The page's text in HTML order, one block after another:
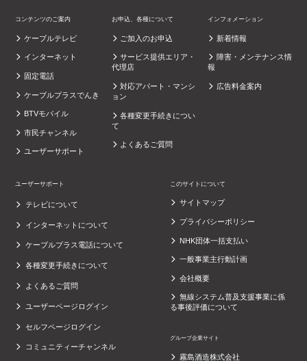
コンテンツのご案内
ケーブルテレビ
インターネット
固定電話
ケーブルプラスでんき
BTVモバイル
市民チャンネル
ユーザーサポート
お申込、各種について
ご加入のお申込
サービス提供エリア・
代理店
対応アパート・マンシ
ョン
各種変更手続きについ
て
よくあるご質問
インフォメーション
新着情報
障害・メンテナンス情
報
広告料金案内
ユーザーサポート
テレビについて
インターネットについて
ケーブルプラス電話について
各種変更手続きについて
よくあるご質問
ユーザーページログイン
セルフページログイン
コミュニティーチャンネル
このサイトについて
サイトマップ
プライバシーポリシー
NHK団体一括支払い
一般事業主行動計画
会社概要
無線システム普及支援事業に係
る事後評価について
グループ企業サイト
霧島酒造株式会社